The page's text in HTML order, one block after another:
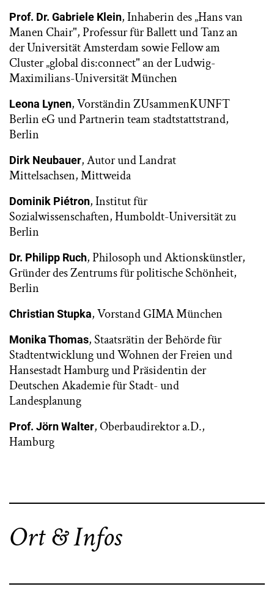
Prof. Dr. Gabriele Klein, Inhaberin des „Hans van
Manen Chair", Professur für Ballett und Tanz an
der Universität Amsterdam sowie Fellow am
Cluster „global dis:connect" an der Ludwig-
Maximilians-Universität München
Leona Lynen, Vorständin ZUsammenKUNFT
Berlin eG und Partnerin team stadtstattstrand,
Berlin
Dirk Neubauer, Autor und Landrat
Mittelsachsen, Mittweida
Dominik Piétron, Institut für
Sozialwissenschaften, Humboldt-Universität zu
Berlin
Dr. Philipp Ruch, Philosoph und Aktionskünstler,
Gründer des Zentrums für politische Schönheit,
Berlin
Christian Stupka, Vorstand GIMA München
Monika Thomas, Staatsrätin der Behörde für
Stadtentwicklung und Wohnen der Freien und
Hansestadt Hamburg und Präsidentin der
Deutschen Akademie für Stadt- und
Landesplanung
Prof. Jörn Walter, Oberbaudirektor a.D.,
Hamburg
Ort & Infos